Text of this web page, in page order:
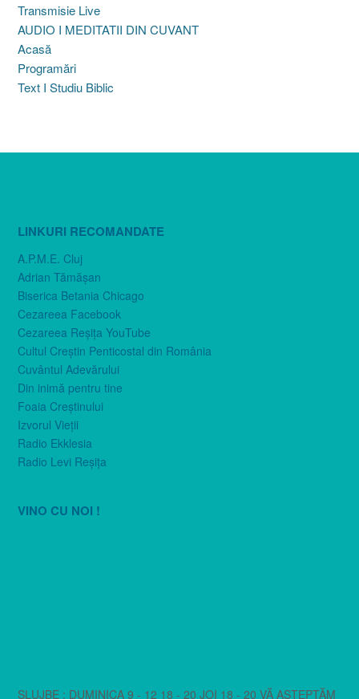
Transmisie Live
AUDIO I MEDITATII DIN CUVANT
Acasă
Programări
Text I Studiu Biblic
LINKURI RECOMANDATE
A.P.M.E. Cluj
Adrian Tămăşan
Biserica Betania Chicago
Cezareea Facebook
Cezareea Reşiţa YouTube
Cultul Creştin Penticostal din România
Cuvântul Adevărului
Din inimă pentru tine
Foaia Creştinului
Izvorul Vieţii
Radio Ekklesia
Radio Levi Reşiţa
VINO CU NOI !
SLUJBE : DUMINICA 9 - 12 18 - 20 JOI 18 - 20 VĂ AȘTEPTĂM